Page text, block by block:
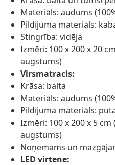
Materiāls: audums
Pildījuma materiāls:
Stingrība: vidēja
Izmēri: 100 x 200 x 20
augstums)
Virsmatracis:
Krāsa: balta
Materiāls: audums
Pildījuma materiāls:
Izmēri: 100 x 200 x 5
augstums)
Noņemams un
LED virtene: